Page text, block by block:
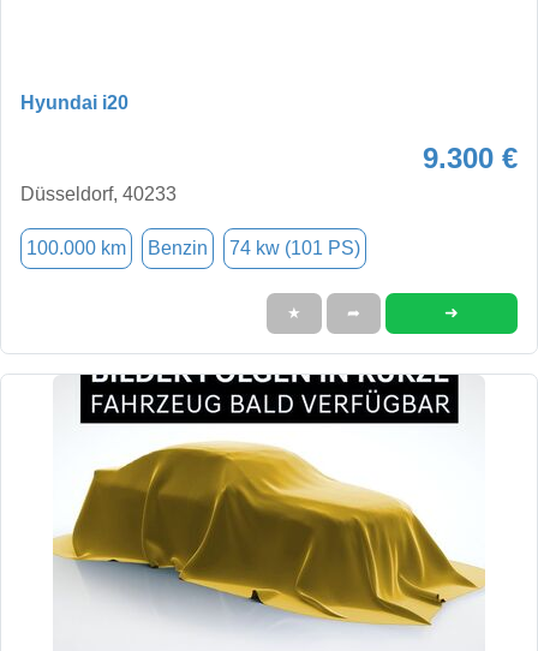
Hyundai i20
9.300 €
Düsseldorf, 40233
100.000 km Benzin 74 kw (101 PS)
★ ➦ ➜